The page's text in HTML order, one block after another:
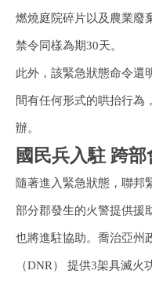
燃燒庭院碎片以及農業廢
禁令同樣為期30天。
此外，該緊急狀態命令還
間有任何形式的哄抬行為
辦。
國民兵入駐 跨
隨著進入緊急狀態，聯邦
部分郡發生的火警提供援
也將進駐協助。喬治亞州
（DNR） 提供3架具滅